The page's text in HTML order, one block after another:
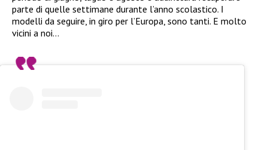
parte di quelle settimane durante l’anno scolastico. I
modelli da seguire, in giro per l’Europa, sono tanti. E molto
vicini a noi…